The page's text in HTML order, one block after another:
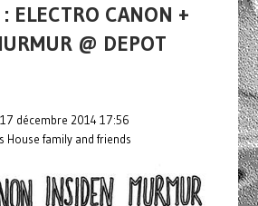
ELECTRO CANON +
@ DEPOT
décembre 2014 17:56
House family and friends